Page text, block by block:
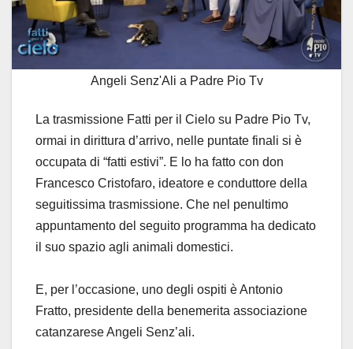
Angeli Senz'Ali a Padre Pio Tv
La trasmissione Fatti per il Cielo su Padre Pio Tv,
ormai in dirittura d’arrivo, nelle puntate finali si è
occupata di “fatti estivi”. E lo ha fatto con don
Francesco Cristofaro, ideatore e conduttore della
seguitissima trasmissione. Che nel penultimo
appuntamento del seguito programma ha dedicato
il suo spazio agli animali domestici.
E, per l’occasione, uno degli ospiti è Antonio
Fratto, presidente della benemerita associazione
catanzarese Angeli Senz’ali.